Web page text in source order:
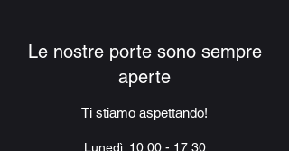
piacciano esteticamente e si sentano bene.
Contattaci e scopri subito cosa possono
fare per te i nostri professionisti qualificati
Le nostre porte sono sempre
aperte
Ti stiamo aspettando!
Lunedì: 10:00 - 17:30